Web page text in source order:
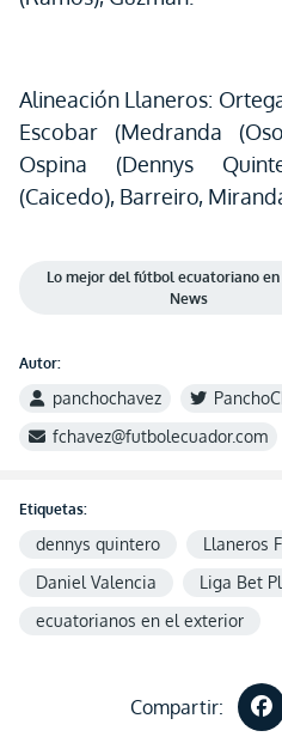
Alineación Llaneros:
Escobar (Medranda
Ospina (Dennys
(Caicedo), Barreiro,
Lo mejor del fútbol ecuatoriano en
News
Autor:
panchochavez
fchavez@futbolecuador.com
Etiquetas:
dennys quintero Llaneros
Daniel Valencia
Liga Bet
ecuatorianos en el exterior
Compartir: